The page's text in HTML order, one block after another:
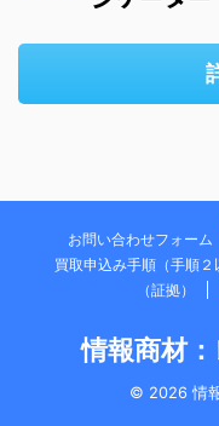
お問い合わせフォーム
買取申込み手順（手順２
（証拠）
情報商材
© 2026 情